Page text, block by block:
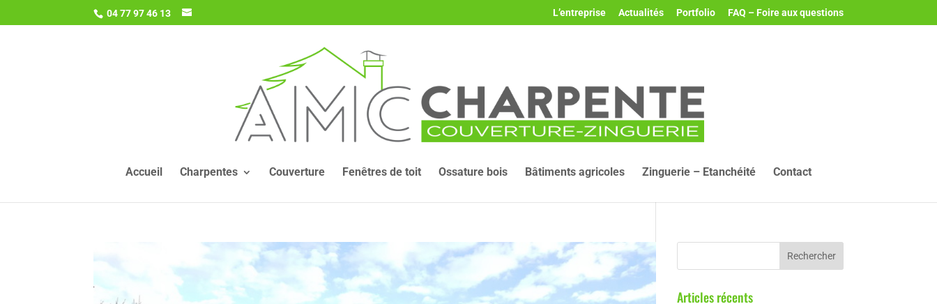
04 77 97 46 13 L’entreprise Actualités Portfolio FAQ – Foire aux questions
Accueil Charpentes Couverture Fenêtres de toit Ossature bois Bâtiments agricoles Zinguerie – Etanchéité Contact
Articles récents